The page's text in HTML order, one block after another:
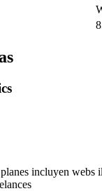
incluyen webs